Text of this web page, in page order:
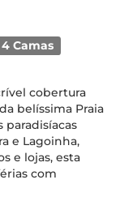
4 Camas
cobertura
belíssima Praia
paradisíacas
e Lagoinha,
e lojas, esta
com